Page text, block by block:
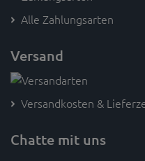
Alle Zahlungsarten
Versand
Versandkosten &
Chatte mit uns